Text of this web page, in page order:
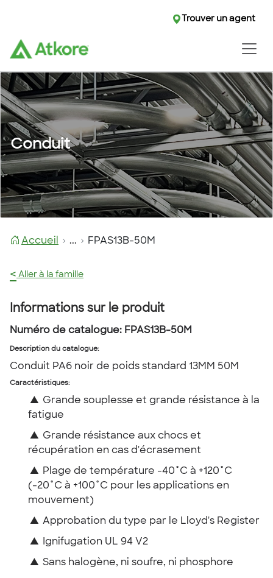
Trouver un agent
Conduit
Accueil ... FPAS13B-50M
< Aller à la famille
Informations sur le produit
Numéro de catalogue: FPAS13B-50M
Description du catalogue:
Conduit PA6 noir de poids standard 13MM 50M
Caractéristiques:
▲ Grande souplesse et grande résistance à la
fatigue
▲ Grande résistance aux chocs et
récupération en cas d'écrasement
▲ Plage de température -40˚C à +120˚C
(-20˚C à +100˚C pour les applications en
mouvement)
▲ Approbation du type par le Lloyd's Register
▲ Ignifugation UL 94 V2
▲ Sans halogène, ni soufre, ni phosphore